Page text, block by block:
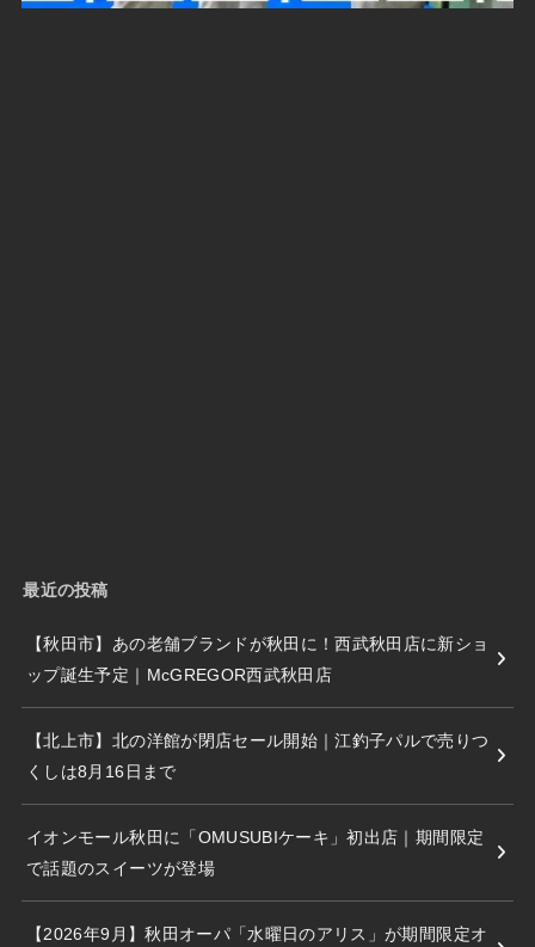
最近の投稿
【秋田市】あの老舗ブランドが秋田に！西武秋田店に新ショ
ップ誕生予定｜McGREGOR西武秋田店
【北上市】北の洋館が閉店セール開始｜江釣子パルで売りつ
くしは8月16日まで
イオンモール秋田に「OMUSUBIケーキ」初出店｜期間限定
で話題のスイーツが登場
【2026年9月】秋田オーパ「水曜日のアリス」が期間限定オ